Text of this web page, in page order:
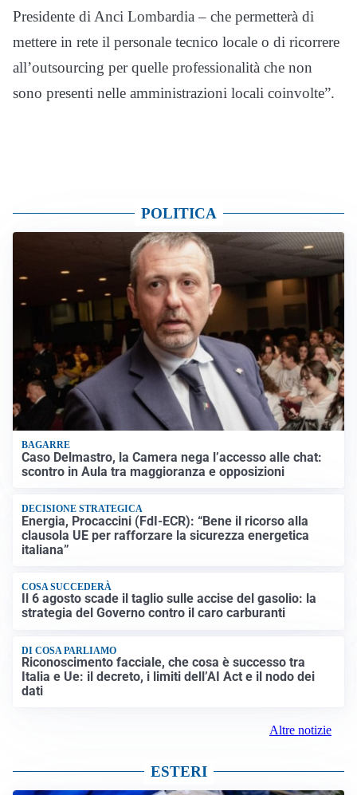
Presidente di Anci Lombardia – che permetterà di
mettere in rete il personale tecnico locale o di ricorrere
all’outsourcing per quelle professionalità che non
sono presenti nelle amministrazioni locali coinvolte”.
POLITICA
BAGARRE
Caso Delmastro, la Camera nega l’accesso alle chat:
scontro in Aula tra maggioranza e opposizioni
DECISIONE STRATEGICA
Energia, Procaccini (FdI-ECR): “Bene il ricorso alla
clausola UE per rafforzare la sicurezza energetica
italiana”
COSA SUCCEDERÀ
Il 6 agosto scade il taglio sulle accise del gasolio: la
strategia del Governo contro il caro carburanti
DI COSA PARLIAMO
Riconoscimento facciale, che cosa è successo tra
Italia e Ue: il decreto, i limiti dell’AI Act e il nodo dei
dati
Altre notizie
ESTERI